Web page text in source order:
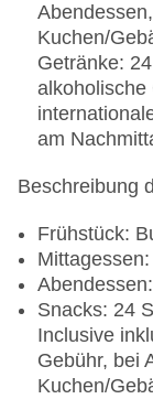
Kuchen/
Getränke:
alkoholische
am
Beschreibung
Frühstück:
Snacks: 24
Inclusive
Gebühr, bei
Kuchen/